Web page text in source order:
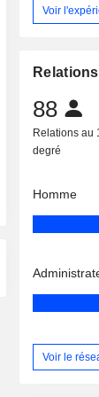
Voir
Relations
88
Relations au
degré
Homme
Voir le